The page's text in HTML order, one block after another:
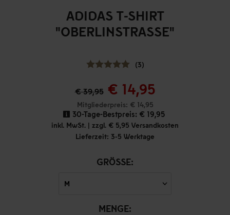
ADIDAS T-SHIRT
"OBERLINSTRASSE"
(3)
€ 39,95 € 14,95
Mitgliederpreis: € 14,95
30-Tage-Bestpreis: € 19,95
inkl. MwSt. | zzgl. € 5,95 Versandkosten
Lieferzeit: 3-5 Werktage
GRÖSSE:
MENGE: